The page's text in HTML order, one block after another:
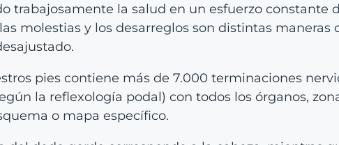
trabajosamente la salud en un esfuerzo constante
molestias y los desarreglos son distintas maneras
pies contiene más de 7.000 terminaciones
la reflexología podal) con todos los órganos,
o mapa específico.